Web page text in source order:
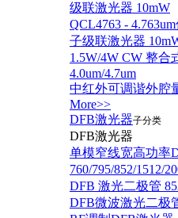
级联激光器 10mW
QCL4763 -
子级联激光器
1.5W/4W CW 整
4.0um/4.7um
中红外可调谐外腔
More>>
DFB激光器子分类
DFB激光器
单模窄线宽高功率
760/795/852/1512/
DFB 激光二极管
DFB微波激光二极